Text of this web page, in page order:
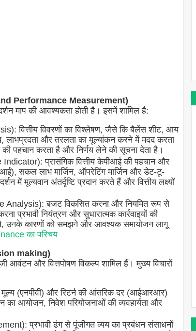
and Performance Measurement)
माप की आवश्यकता होती है। इसमें शामिल है:
वित्तीय विवरणों का विश्लेषण, जैसे कि बैलेंस शीट, आय
लाभप्रदता और तरलता का मूल्यांकन करने में मदद करता
की पहचान करता है और निर्णय लेने की सूचना देता है।
प्रासंगिक वित्तीय केपीआई की पहचान और
सकल लाभ मार्जिन, ऑपरेटिंग मार्जिन और डेट-टू-
में मूल्यवान अंतर्दृष्टि प्रदान करते हैं और वित्तीय लक्ष्यों
Analysis): बजट विकसित करना और नियमित रूप से
प्रभावी नियंत्रण और सुधारात्मक कार्रवाइयों की
उनके कारणों को समझने और आवश्यक समायोजन लागू
का परिचय
making)
आवंटन और वित्तपोषण विकल्प शामिल हैं। मुख्य विचारों
(एनपीवी) और रिटर्न की आंतरिक दर (आईआरआर)
आयोजन, निवेश परियोजनाओं की व्यवहार्यता और
प्रभावी ढंग से पूंजीगत व्यय का प्रबंधन संसाधनों